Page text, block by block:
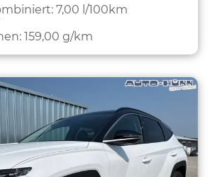
7,00 l/100km
159,00 g/km